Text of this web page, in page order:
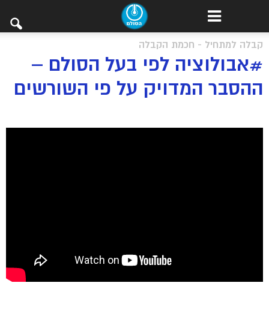
קבלה למתחיל - חכמת הקבלה
#אבולוציה לפי בעל הסולם –
ההסבר המדויק על פי השורשים